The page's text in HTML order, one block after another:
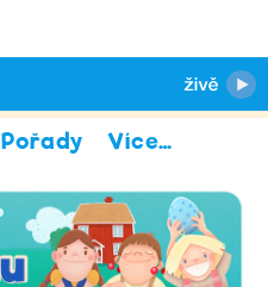
Pořady Více…